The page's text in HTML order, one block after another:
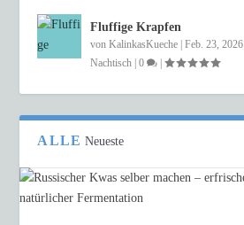
Fluffige Krapfen
vonKalinkasKueche |Feb. 23, 2026
Nachtisch |0 |
ALLE Neueste